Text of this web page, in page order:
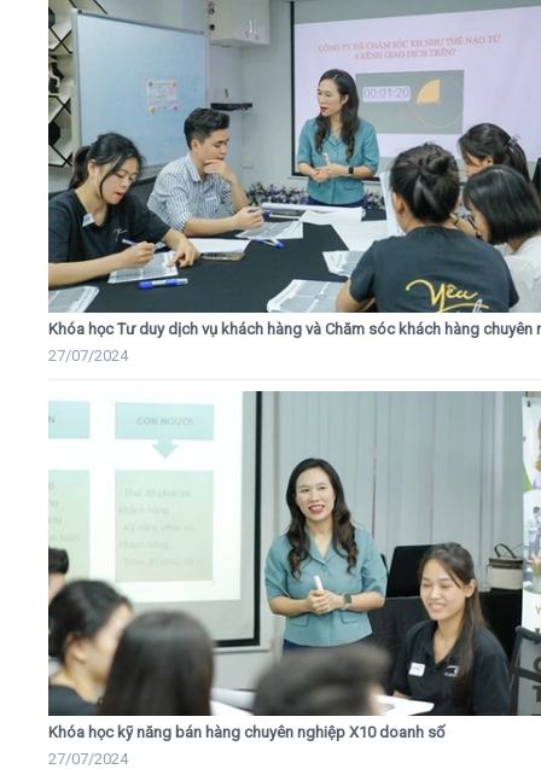
Khóa học Tư duy dịch vụ khách hàng và Chăm sóc khách hàng chuyên
27/07/2024
Khóa học kỹ năng bán hàng chuyên nghiệp X10 doanh số
27/07/2024